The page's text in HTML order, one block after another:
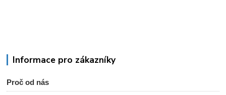
Informace pro zákazníky
Proč od nás